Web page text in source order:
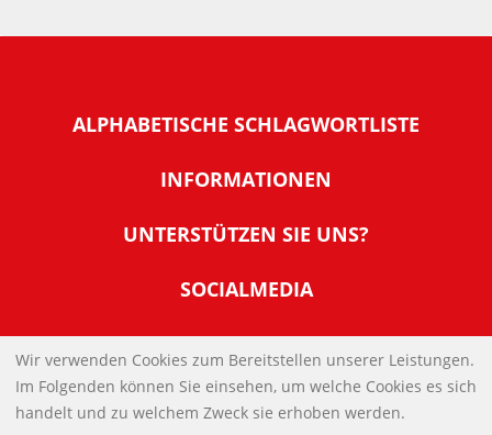
ALPHABETISCHE SCHLAGWORTLISTE
INFORMATIONEN
Warum NachDenkSeiten
Tipps zur Nutzung der NachDenkSeiten
Banner und E-Mail-Signaturen
Links
Kontakt
UNTERSTÜTZEN SIE UNS?
Werden Sie Fördermitglied
Spenden Sie Online
SOCIALMEDIA
IMPRESSUM
DATENSCHUTZERKLÄRUNG
Wir verwenden Cookies zum Bereitstellen unserer Leistungen.
Im Folgenden können Sie einsehen, um welche Cookies es sich
handelt und zu welchem Zweck sie erhoben werden.